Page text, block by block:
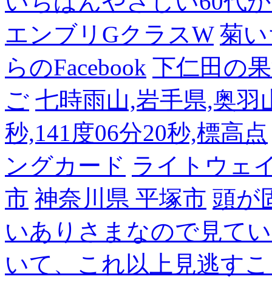
エンブリGクラスW 菊
らのFacebook 下仁田の
ご 七時雨山,岩手県,奥羽
秒,141度06分20秒,標高点
ングカード ライトウェ
市 神奈川県 平塚市 頭が
いありさまなので見て
いて、これ以上見逃す